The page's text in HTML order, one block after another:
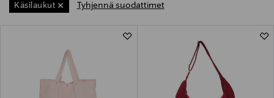
Käsilaukut Tyhjennä suodattimet